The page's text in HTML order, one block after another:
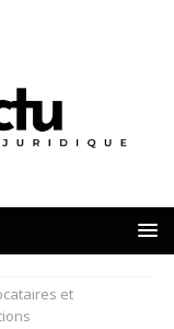
et